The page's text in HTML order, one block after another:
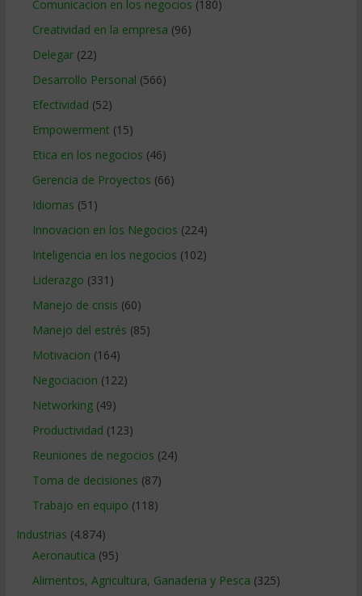
Comunicacion en los negocios (180)
Creatividad en la empresa (96)
Delegar(22)
Desarrollo Personal (566)
Efectividad (52)
Empowerment (15)
Etica en los negocios (46)
Gerencia de Proyectos (66)
Idiomas (51)
Innovacion en los Negocios (224)
Inteligencia en los negocios (102)
Liderazgo (331)
Manejo de crisis (60)
Manejo del estrés (85)
Motivacion (164)
Negociacion (122)
Networking(49)
Productividad (123)
Reuniones de negocios (24)
Toma de decisiones (87)
Trabajo en equipo (118)
Industrias (4.874)
Aeronautica (95)
Alimentos, Agricultura, Ganaderia y Pesca (325)